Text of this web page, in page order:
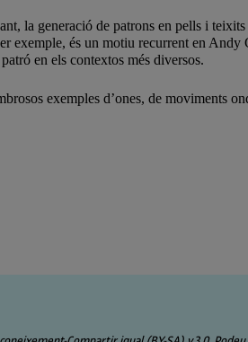
la generació de patrons en pells i teixits
exemple, és un motiu recurrent en
en els contextos més diversos.
exemples d’ones, de moviments